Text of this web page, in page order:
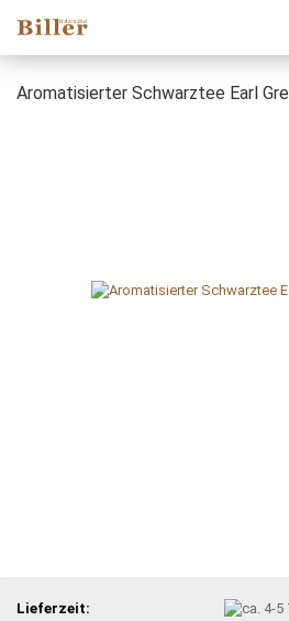
Aromatisierter Schwarztee Earl
Lieferzeit: